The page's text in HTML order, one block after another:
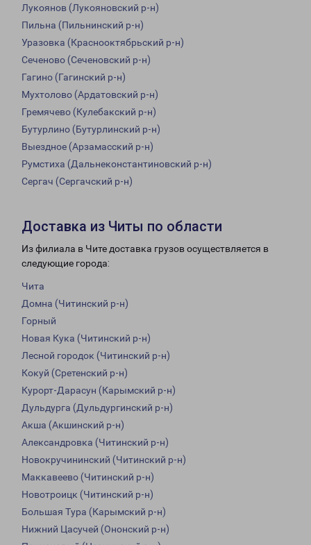
Лукоянов (Лукояновский р-н)
Пильна (Пильнинский р-н)
Уразовка (Краснооктябрьский р-н)
Сеченово (Сеченовский р-н)
Гагино (Гагинский р-н)
Мухтолово (Ардатовский р-н)
Гремячево (Кулебакский р-н)
Бутурлино (Бутурлинский р-н)
Выездное (Арзамасский р-н)
Румстиха (Дальнеконстантиновский р-н)
Сергач (Сергачский р-н)
Доставка из Читы по области
Из филиала в Чите доставка грузов осуществляется в
следующие города:
Чита
Домна (Читинский р-н)
Горный
Новая Кука (Читинский р-н)
Лесной городок (Читинский р-н)
Кокуй (Сретенский р-н)
Курорт-Дарасун (Карымский р-н)
Дульдурга (Дульдургинский р-н)
Акша (Акшинский р-н)
Александровка (Читинский р-н)
Новокручининский (Читинский р-н)
Маккавеево (Читинский р-н)
Новотроицк (Читинский р-н)
Большая Тура (Карымский р-н)
Нижний Цасучей (Ононский р-н)